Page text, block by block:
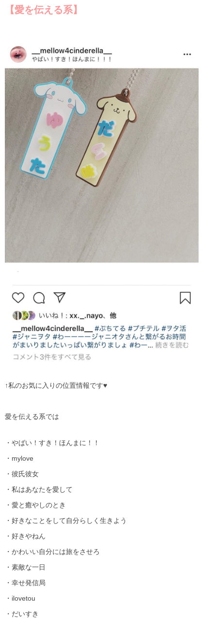
【愛を伝える系】
↑私のお気に入りの位置情報です♥️
愛を伝える系では
・やばい！すき！ほんまに！！
・ mylove
・彼氏彼女
・私はあなたを愛して
・愛と癒やしのとき
・好きなことをして自分らしく生きよう
・好きやねん
・かわいい自分には旅をさせろ
・素敵な一日
・幸せ発信局
・ ilovetou
・だいすき